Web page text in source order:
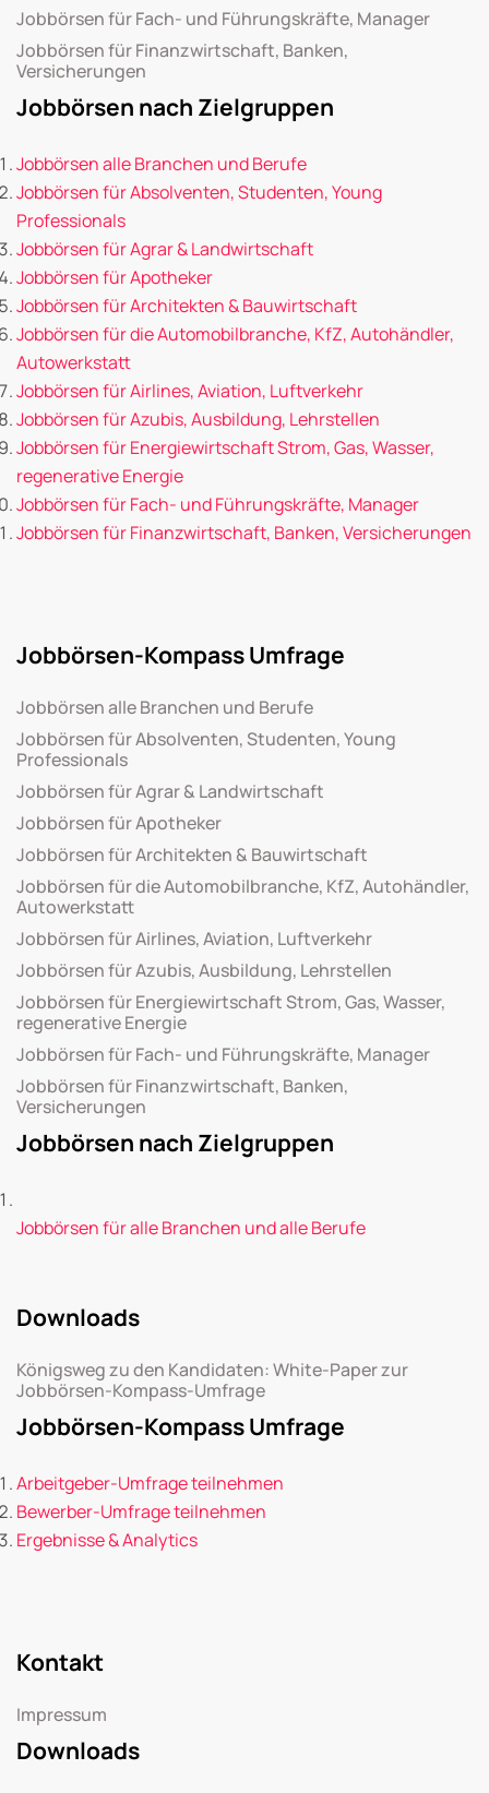
Jobbörsen für Fach- und Führungskräfte, Manager
Jobbörsen für Finanzwirtschaft, Banken,
Versicherungen
Jobbörsen nach Zielgruppen
Jobbörsen alle Branchen und Berufe
Jobbörsen für Absolventen, Studenten, Young
Professionals
Jobbörsen für Agrar & Landwirtschaft
Jobbörsen für Apotheker
Jobbörsen für Architekten & Bauwirtschaft
Jobbörsen für die Automobilbranche, KfZ, Autohändler,
Autowerkstatt
Jobbörsen für Airlines, Aviation, Luftverkehr
Jobbörsen für Azubis, Ausbildung, Lehrstellen
Jobbörsen für Energiewirtschaft Strom, Gas, Wasser,
regenerative Energie
Jobbörsen für Fach- und Führungskräfte, Manager
Jobbörsen für Finanzwirtschaft, Banken, Versicherungen
Jobbörsen-Kompass Umfrage
Jobbörsen alle Branchen und Berufe
Jobbörsen für Absolventen, Studenten, Young
Professionals
Jobbörsen für Agrar & Landwirtschaft
Jobbörsen für Apotheker
Jobbörsen für Architekten & Bauwirtschaft
Jobbörsen für die Automobilbranche, KfZ, Autohändler,
Autowerkstatt
Jobbörsen für Airlines, Aviation, Luftverkehr
Jobbörsen für Azubis, Ausbildung, Lehrstellen
Jobbörsen für Energiewirtschaft Strom, Gas, Wasser,
regenerative Energie
Jobbörsen für Fach- und Führungskräfte, Manager
Jobbörsen für Finanzwirtschaft, Banken,
Versicherungen
Jobbörsen nach Zielgruppen
Jobbörsen für alle Branchen und alle Berufe
Downloads
Königsweg zu den Kandidaten: White-Paper zur
Jobbörsen-Kompass-Umfrage
Jobbörsen-Kompass Umfrage
Arbeitgeber-Umfrage teilnehmen
Bewerber-Umfrage teilnehmen
Ergebnisse & Analytics
Kontakt
Impressum
Downloads